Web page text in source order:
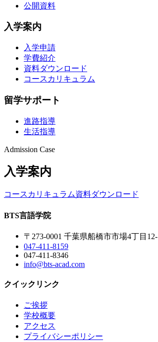
公開資料
入学案内
入学申請
学費紹介
資料ダウンロード
コースカリキュラム
留学サポート
進路指導
生活指導
Admission Case
入学案内
コースカリキュラム資料ダウンロード
BTS言語学院
〒273-0001 千葉県船橋市市場4丁目
047-411-8159
047-411-8346
info@bts-acad.com
クイックリンク
ご挨拶
学校概要
アクセス
プライバシーポリシー